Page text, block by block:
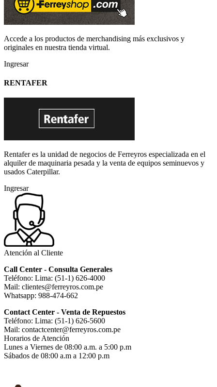
Accede a los productos de merchandising más exclusivos y
originales en nuestra tienda virtual.
Ingresar
RENTAFER
Rentafer es la unidad de negocios de Ferreyros especializada en el
alquiler de maquinaria pesada y la venta de equipos seminuevos y
usados Caterpillar.
Ingresar
Atención al Cliente
Call Center - Consulta Generales
Teléfono: Lima: (51-1) 626-4000
Mail: clientes@ferreyros.com.pe
Whatsapp: 988-474-662
Contact Center - Venta de Repuestos
Teléfono: Lima: (51-1) 626-5600
Mail: contactcenter@ferreyros.com.pe
Horarios de Atención
Lunes a Viernes de 08:00 a.m. a 5:00 p.m
Sábados de 08:00 a.m a 12:00 p.m